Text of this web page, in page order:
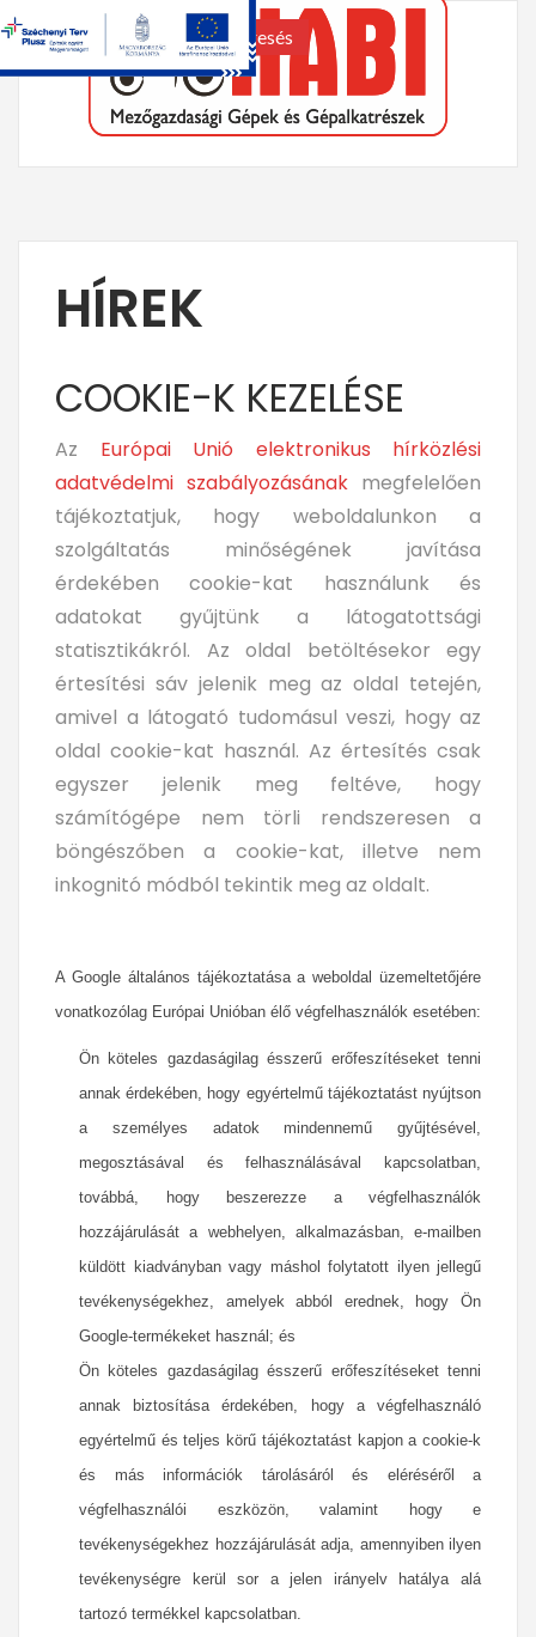
keresés
HÍREK
COOKIE-K KEZELÉSE
Az Európai Unió elektronikus hírközlési
adatvédelmi szabályozásának megfelelően
tájékoztatjuk, hogy weboldalunkon a
szolgáltatás minőségének javítása
érdekében cookie-kat használunk és
adatokat gyűjtünk a látogatottsági
statisztikákról. Az oldal betöltésekor egy
értesítési sáv jelenik meg az oldal tetején,
amivel a látogató tudomásul veszi, hogy az
oldal cookie-kat használ. Az értesítés csak
egyszer jelenik meg feltéve, hogy
számítógépe nem törli rendszeresen a
böngészőben a cookie-kat, illetve nem
inkognitó módból tekintik meg az oldalt.
A Google általános tájékoztatása a weboldal üzemeltetőjére
vonatkozólag Európai Unióban élő végfelhasználók esetében:
Ön köteles gazdaságilag ésszerű erőfeszítéseket tenni
annak érdekében, hogy egyértelmű tájékoztatást nyújtson
a személyes adatok mindennemű gyűjtésével,
megosztásával és felhasználásával kapcsolatban,
továbbá, hogy beszerezze a végfelhasználók
hozzájárulását a webhelyen, alkalmazásban, e-mailben
küldött kiadványban vagy máshol folytatott ilyen jellegű
tevékenységekhez, amelyek abból erednek, hogy Ön
Google-termékeket használ; és
Ön köteles gazdaságilag ésszerű erőfeszítéseket tenni
annak biztosítása érdekében, hogy a végfelhasználó
egyértelmű és teljes körű tájékoztatást kapjon a cookie-k
és más információk tárolásáról és eléréséről a
végfelhasználói eszközön, valamint hogy e
tevékenységekhez hozzájárulását adja, amennyiben ilyen
tevékenységre kerül sor a jelen irányelv hatálya alá
tartozó termékkel kapcsolatban.